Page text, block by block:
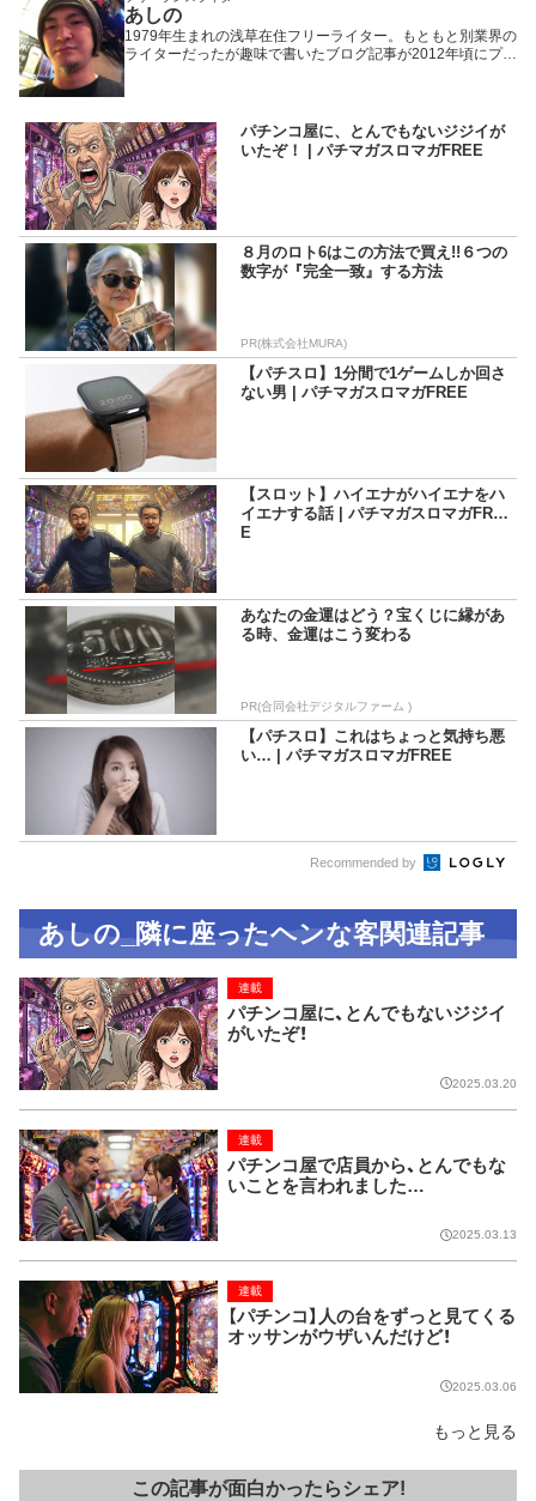
あしの
1979年生まれの浅草在住フリーライター。もともと別業界の
ライターだったが趣味で書いたブログ記事が2012年頃にプチ
トーにしているため記事の内容もそっち方面が多め。
パチンコ屋に、とんでもないジジイが
いたぞ！ | パチマガスロマガFREE
８月のロト6はこの方法で買え!!６つの
数字が『完全一致』する方法
PR(株式会社MURA)
【パチスロ】1分間で1ゲームしか回さ
ない男 | パチマガスロマガFREE
【スロット】ハイエナがハイエナをハ
イエナする話 | パチマガスロマガFRE
E
あなたの金運はどう？宝くじに縁があ
る時、金運はこう変わる
PR(合同会社デジタルファーム )
【パチスロ】これはちょっと気持ち悪
い… | パチマガスロマガFREE
Recommended by
あしの_隣に座ったヘンな客関連記事
パチンコ屋に、とんでもないジジイ
がいたぞ！
連載
2025.03.20
パチンコ屋で店員から、とんでもな
いことを言われました…
連載
2025.03.13
【パチンコ】人の台をずっと見てくる
オッサンがウザいんだけど！
連載
2025.03.06
もっと見る
この記事が面白かったらシェア!